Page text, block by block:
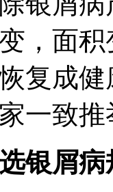
，面
复成
一致
银屑